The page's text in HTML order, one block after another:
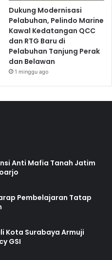
Dukung Modernisasi
Pelabuhan, Pelindo Marine
Kawal Kedatangan QCC
dan RTG Baru di
Pelabuhan Tanjung Perak
dan Belawan
1 minggu ago
Anti Mafia Tanah Jatim
Pembelajaran Tatap
Kota Surabaya Armuji
GSI